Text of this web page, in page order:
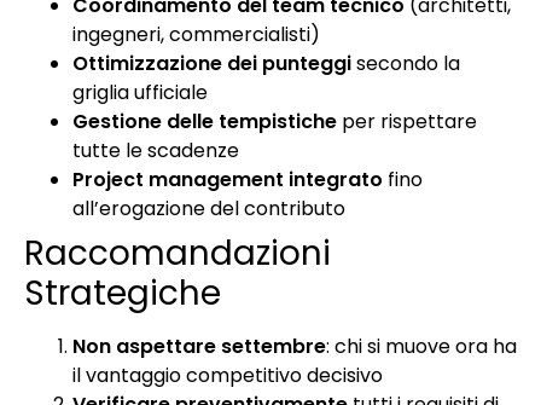
ingegneri, commercialisti)
Ottimizzazione dei punteggisecondo la
griglia ufficiale
Gestione delle tempistiche per rispettare
tutte le scadenze
Project management integrato fino
all’erogazione del contributo
Raccomandazioni
Strategiche
Non aspettare settembre: chi si muove ora ha
il vantaggio competitivo decisivo